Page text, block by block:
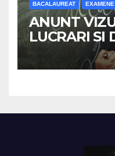
BACALAUREAT EXAMENE
ANUNT
LUCRARI SI
CONTESTATII